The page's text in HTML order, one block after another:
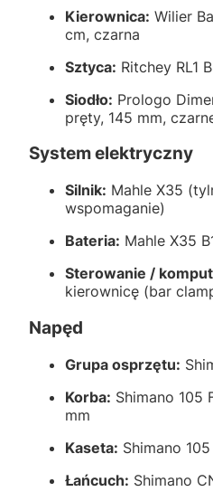
Kierownica: Wilier
cm, czarna
Sztyca: Ritchey RL1
Siodło: Prologo
pręty, 145 mm,
System elektryczny
Silnik: Mahle X35
wspomaganie)
Bateria: Mahle X35
Sterowanie /
kierownicę (bar
Napęd
Grupa osprzętu:
Korba: Shimano 105
mm
Kaseta: Shimano
Łańcuch: Shimano